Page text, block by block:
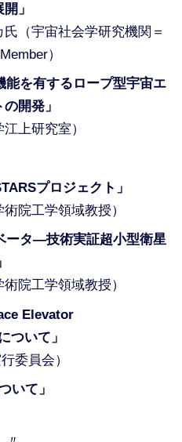
」
（宇宙社会学研究機関＝
）
能を有するロープ型宇宙エ
開発」
上研究室）
プロジェクト」
院工学領域教授）
ータ―技術実証超小型衛星
院工学領域教授）
Elevator
ついて」
委員会）
いて」